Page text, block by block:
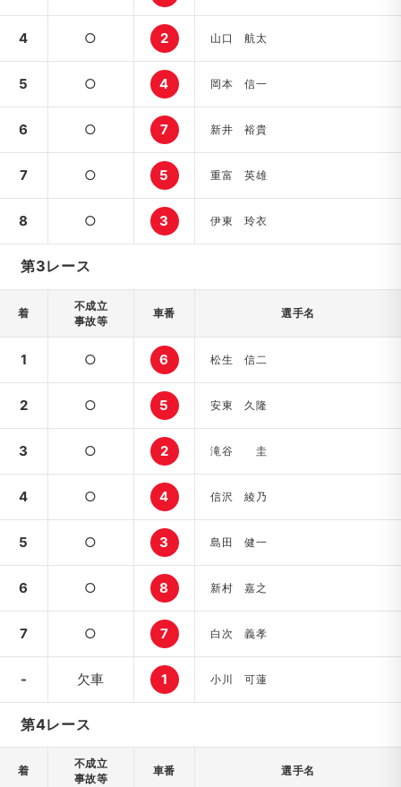
4 ○ 2 山口 航太
5 ○ 4 岡本 信一
6 ○ 7 新井 裕貴
7 ○ 5 重富 英雄
8 ○ 3 伊東 玲衣
第3レース
着
不成立
事故等
車番 選手名
1 ○ 6 松生 信二
2 ○ 5 安東 久隆
3 ○ 2 滝谷 圭
4 ○ 4 信沢 綾乃
5 ○ 3 島田 健一
6 ○ 8 新村 嘉之
7 ○ 7 白次 義孝
- 欠車 1 小川 可蓮
第4レース
着
不成立
事故等
車番 選手名